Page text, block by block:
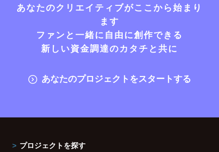
あなたのクリエイティブがここから始まり
ます
ファンと一緒に自由に創作できる
新しい資金調達のカタチと共に
あなたのプロジェクトをスタートする
プロジェクトを探す